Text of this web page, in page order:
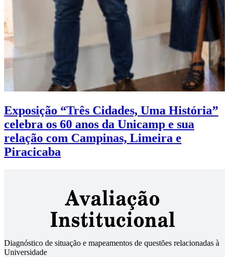
Exposição “Três Cidades, Uma História”
celebra os 60 anos da Unicamp e sua
relação com Campinas, Limeira e
Piracicaba
Diagnóstico de situação e mapeamentos de questões relacionadas à
Universidade